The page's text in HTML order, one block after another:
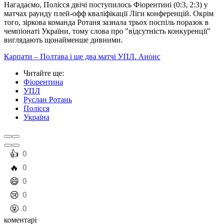
Нагадаємо, Полісся двічі поступилось Фіорентині (0:3, 2:3) у
матчах раунду плей-офф кваліфікації Ліги конференцій. Окрім
того, зіркова команда Ротаня зазнала трьох поспіль поразок в
чемпіонаті України, тому слова про "відсутність конкуренції"
виглядають щонайменше дивними.
Карпати – Полтава і ще два матчі УПЛ. Анонс
Читайте ще:
Фіорентина
УПЛ
Руслан Ротань
Полісся
Україна
️👍 0
️🔥 0
️😄 0
️😢 0
️🤬 0
коментарі